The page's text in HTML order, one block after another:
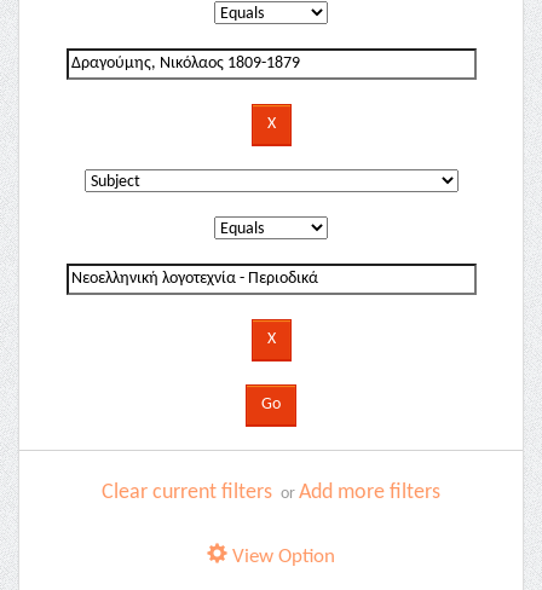
Clear current filters or Add more filters
View Option